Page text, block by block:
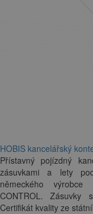
HOBIS kancelářský
Přístavný pojízdný
zásuvkami a lety
německého výrobce
CONTROL. Zásuvky
Certifikát kvality ze